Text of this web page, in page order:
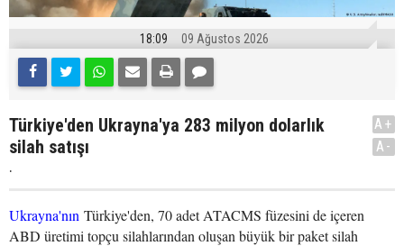
18:09 09 Ağustos 2026
Türkiye'den Ukrayna'ya 283 milyon dolarlık
silah satışı
.
A+
A-
Ukrayna'nın Türkiye'den, 70 adet ATACMS füzesini de içeren
ABD üretimi topçu silahlarından oluşan büyük bir paket silah